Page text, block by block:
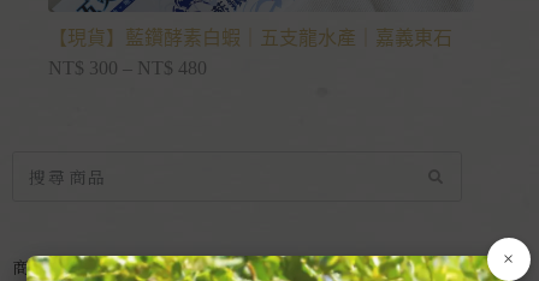
【現貨】藍鑽酵素白蝦｜五支龍水產｜嘉義東石
NT$ 300 – NT$ 480
商品分類 ×